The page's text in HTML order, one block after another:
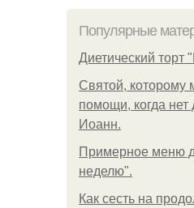
Популярные
Диетический торт
Святой, которому
помощи, когда нет
Иоанн.
Примерное меню
неделю".
Как сесть на